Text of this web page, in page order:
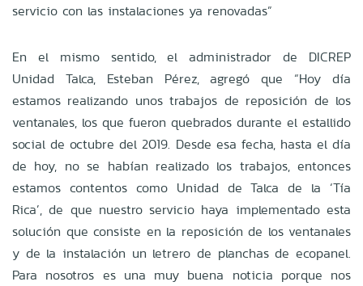
servicio con las instalaciones ya renovadas”
En el mismo sentido, el administrador de DICREP
Unidad Talca, Esteban Pérez, agregó que “Hoy día
estamos realizando unos trabajos de reposición de los
ventanales, los que fueron quebrados durante el estallido
social de octubre del 2019. Desde esa fecha, hasta el día
de hoy, no se habían realizado los trabajos, entonces
estamos contentos como Unidad de Talca de la ‘Tía
Rica’, de que nuestro servicio haya implementado esta
solución que consiste en la reposición de los ventanales
y de la instalación un letrero de planchas de ecopanel.
Para nosotros es una muy buena noticia porque nos